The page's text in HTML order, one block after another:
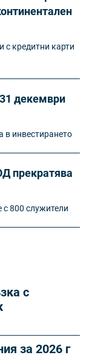
с кредитни карти
декември
в инвестирането
прекратява
с 800 служители
с
за 2026 г